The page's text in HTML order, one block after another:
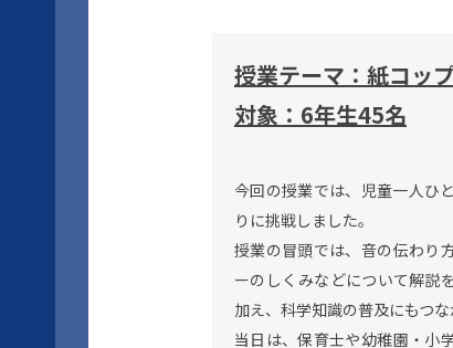
授業テーマ：紙コッ
対象：6年生45名
今回の授業では、児童一人ひ
りに挑戦しました。
授業の冒頭では、音の伝わり
ーのしくみなどについて解説
加え、科学知識の普及にもつな
当日は、保育士や幼稚園・小